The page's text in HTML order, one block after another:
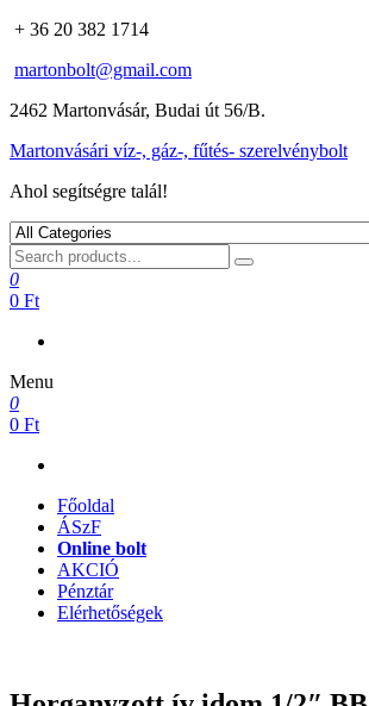
+ 36 20 382 1714
martonbolt@gmail.com
2462 Martonvásár, Budai út 56/B.
Martonvásári víz-, gáz-, fűtés- szerelvénybolt
Ahol segítségre talál!
0
0 Ft
Menu
0
0 Ft
Főoldal
ÁSzF
Online bolt
AKCIÓ
Pénztár
Elérhetőségek